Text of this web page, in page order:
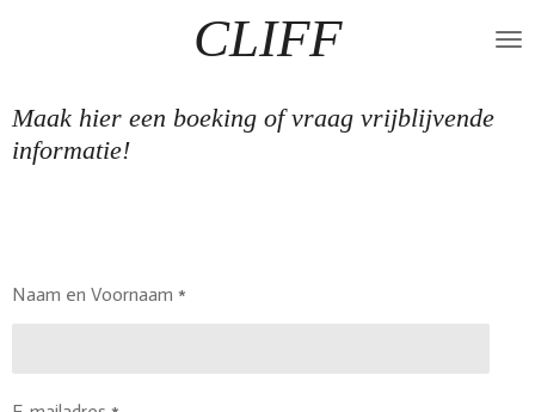
de
hoofdinhoud
CLIFF
Maak hier een boeking of vraag vrijblijvende
informatie!
Naam en Voornaam *